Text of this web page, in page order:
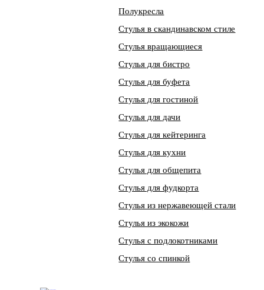
Полукресла
Стулья в скандинавском стиле
Стулья вращающиеся
Стулья для бистро
Стулья для буфета
Стулья для гостиной
Стулья для дачи
Стулья для кейтеринга
Стулья для кухни
Стулья для общепита
Стулья для фудкорта
Стулья из нержавеющей стали
Стулья из экокожи
Стулья с подлокотниками
Стулья со спинкой